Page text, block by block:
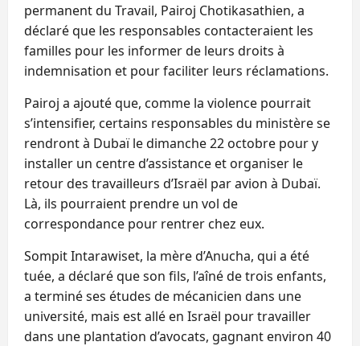
permanent du Travail, Pairoj Chotikasathien, a
déclaré que les responsables contacteraient les
familles pour les informer de leurs droits à
indemnisation et pour faciliter leurs réclamations.
Pairoj a ajouté que, comme la violence pourrait
s’intensifier, certains responsables du ministère se
rendront à Dubaï le dimanche 22 octobre pour y
installer un centre d’assistance et organiser le
retour des travailleurs d’Israël par avion à Dubaï.
Là, ils pourraient prendre un vol de
correspondance pour rentrer chez eux.
Sompit Intarawiset, la mère d’Anucha, qui a été
tuée, a déclaré que son fils, l’aîné de trois enfants,
a terminé ses études de mécanicien dans une
université, mais est allé en Israël pour travailler
dans une plantation d’avocats, gagnant environ 40